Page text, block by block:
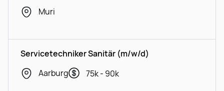
Muri
Servicetechniker Sanitär (m/w/d)
Aarburg
75k - 90k